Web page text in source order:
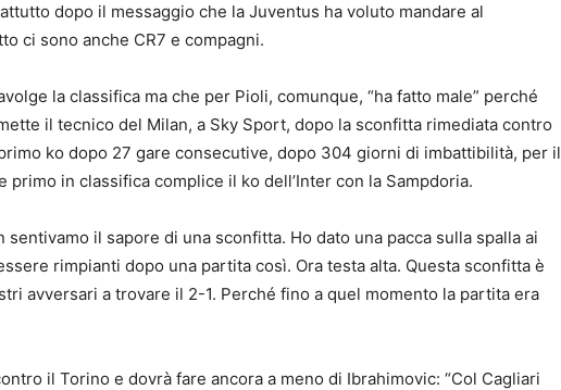
dopo il messaggio che la Juventus ha voluto mandare al
ci sono anche CR7 e compagni.
la classifica ma che per Pioli, comunque, “ha fatto male” perché
il tecnico del Milan, a Sky Sport, dopo la sconfitta rimediata contro
ko dopo 27 gare consecutive, dopo 304 giorni di imbattibilità, per il
primo in classifica complice il ko dell’Inter con la Sampdoria.
sentivamo il sapore di una sconfitta. Ho dato una pacca sulla spalla ai
rimpianti dopo una partita così. Ora testa alta. Questa sconfitta è
avversari a trovare il 2-1. Perché fino a quel momento la partita era
il Torino e dovrà fare ancora a meno di Ibrahimovic: “Col Cagliari